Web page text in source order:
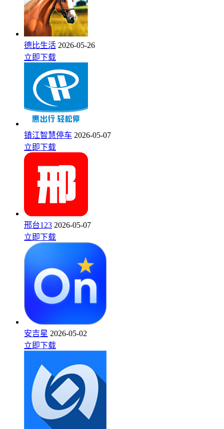
德比生活 2026-05-26
立即下载
镇江智慧停车 2026-05-07
立即下载
邢台123 2026-05-07
立即下载
安吉星 2026-05-02
立即下载